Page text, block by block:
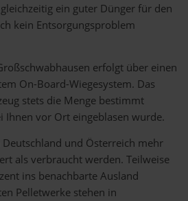
ein guter Dünger für den
kein Entsorgungsproblem
erfolgt über einen
On-Board-Wiegesystem. Das
stets die Menge bestimmt
Ihnen vor Ort eingeblasen wurde.
Deutschland und Österreich mehr
als verbraucht werden. Teilweise
ins benachbarte Ausland
Pelletwerke stehen in